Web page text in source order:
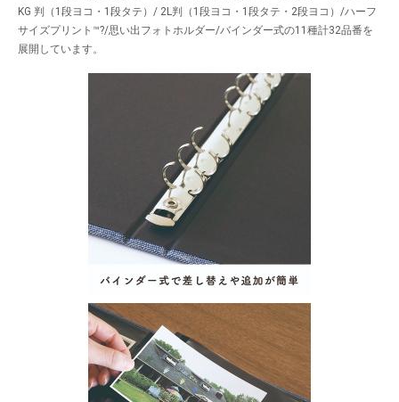
KG 判（1段ヨコ・1段タテ）/ 2L判（1段ヨコ・1段タテ・2段ヨコ）/ハーフ
サイズプリント™?/思い出フォトホルダー/バインダー式の11種計32品番を
展開しています。